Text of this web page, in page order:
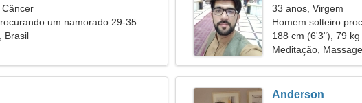
um namorado 29-35
Brasil
33 anos, Virgem
Homem solteiro
188 cm (6'3"), 79
Meditação,
Anderson